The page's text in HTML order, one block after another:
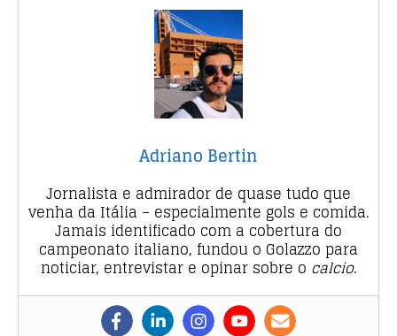
Adriano Bertin
Jornalista e admirador de quase tudo que
venha da Itália – especialmente gols e comida.
Jamais identificado com a cobertura do
campeonato italiano, fundou o Golazzo para
noticiar, entrevistar e opinar sobre o calcio.